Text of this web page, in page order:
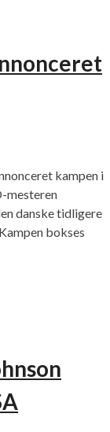
kampen i
mesteren
danske tidligere
bokses